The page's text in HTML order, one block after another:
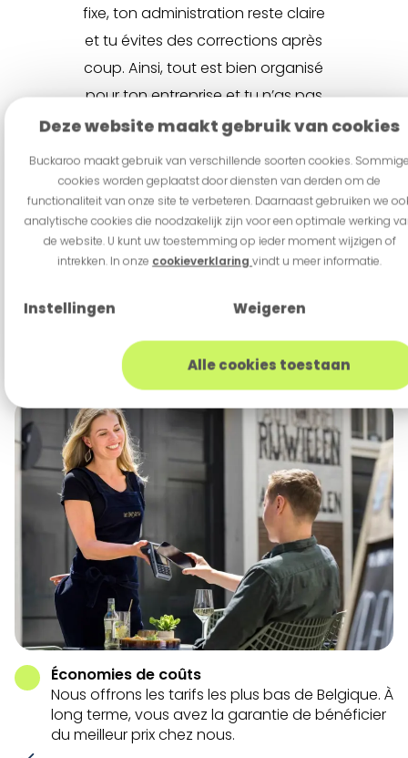
Deze website maakt gebruik van cookies
Buckaroo maakt gebruik van verschillende soorten cookies.
cookies worden geplaatst door diensten van derden om de
functionaliteit van onze site te verbeteren. Daarnaast gebruiken we
analytische cookies die noodzakelijk zijn voor een optimale werking
de website. U kunt uw toestemming op ieder moment wijzigen of
intrekken. In onze cookieverklaring vindt u meer informatie.
Instellingen Weigeren
Alle cookies toestaan
fixe, ton administration reste claire
et tu évites des corrections après
coup. Ainsi, tout est bien organisé
pour ton entreprise et tu n’as pas
à t’inquiéter de ton
Pourquoi choisir
Buckaroo ?
Économies de coûts
Nous offrons les tarifs les plus bas de Belgique. À
long terme, vous avez la garantie de bénéficier
du meilleur prix chez nous.